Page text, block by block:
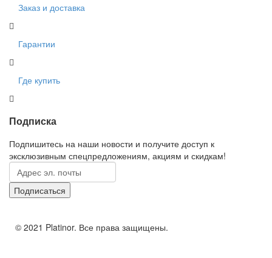
Заказ и доставка
Гарантии
Где купить
Подписка
Подпишитесь на наши новости и получите доступ к
эксклюзивным спецпредложениям, акциям и скидкам!
© 2021 Platinor. Все права защищены.